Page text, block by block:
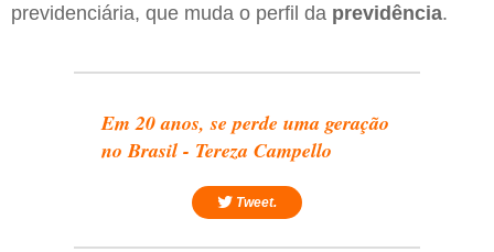
previdenciária, que muda o perfil da previdência.
Em 20 anos, se perde uma geração
no Brasil - Tereza Campello
Tweet.